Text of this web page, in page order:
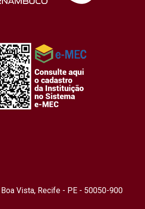
Vista, Recife - PE - 50050-900